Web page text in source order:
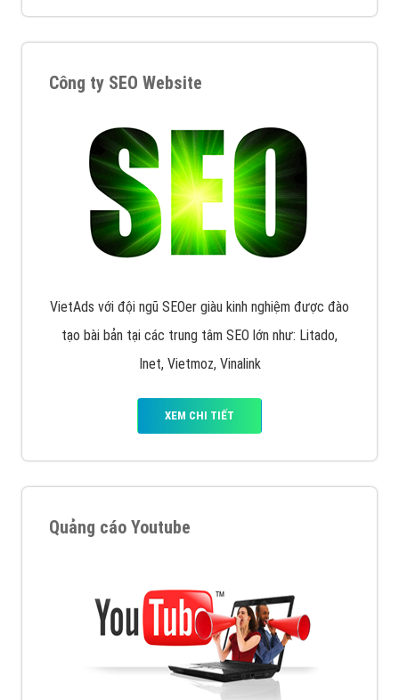
Công ty SEO Website
VietAds với đội ngũ SEOer giàu kinh nghiệm được đào
tạo bài bản tại các trung tâm SEO lớn như: Litado,
Inet, Vietmoz, Vinalink
XEM CHI TIẾT
Quảng cáo Youtube